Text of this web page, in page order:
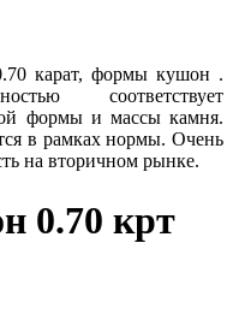
карат, формы кушон .
соответствует
формы и массы камня.
в рамках нормы. Очень
на вторичном рынке.
0.70 крт